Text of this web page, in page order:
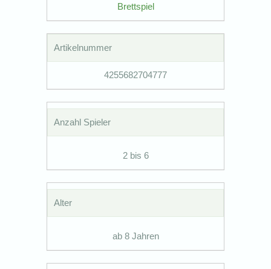
Brettspiel
Artikelnummer
4255682704777
Anzahl Spieler
2 bis 6
Alter
ab 8 Jahren